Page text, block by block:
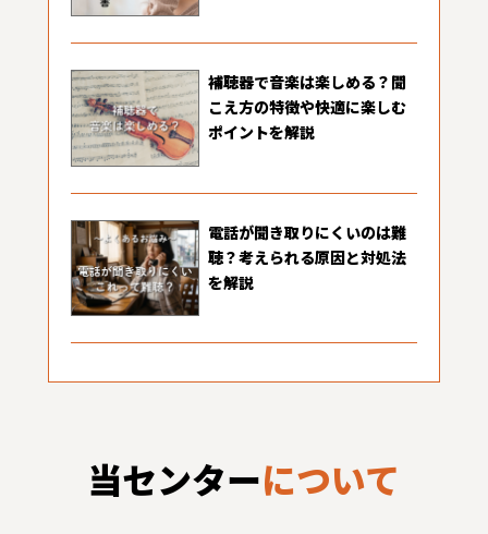
補聴器で音楽は楽しめる？聞
こえ方の特徴や快適に楽しむ
ポイントを解説
電話が聞き取りにくいのは難
聴？考えられる原因と対処法
を解説
当センターについて